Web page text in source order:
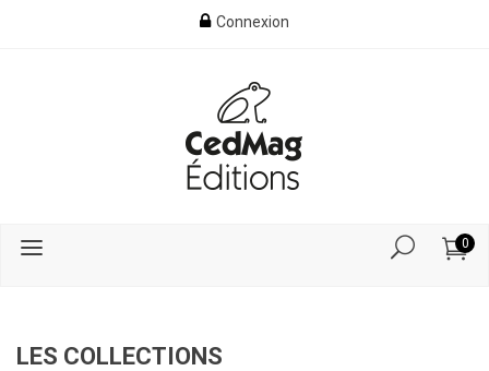
Connexion
0
LES COLLECTIONS